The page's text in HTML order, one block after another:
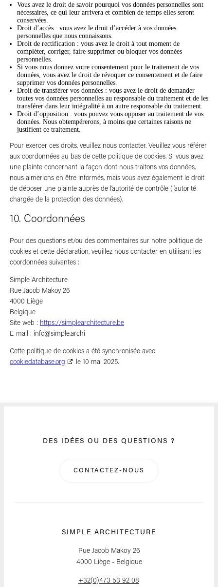
Vous avez le droit de savoir pourquoi vos données personnelles sont
nécessaires, ce qui leur arrivera et combien de temps elles seront
conservées.
Droit d’accès : vous avez le droit d’accéder à vos données
personnelles que nous connaissons.
Droit de rectification : vous avez le droit à tout moment de
compléter, corriger, faire supprimer ou bloquer vos données
personnelles.
Si vous nous donnez votre consentement pour le traitement de vos
données, vous avez le droit de révoquer ce consentement et de faire
supprimer vos données personnelles.
Droit de transférer vos données : vous avez le droit de demander
toutes vos données personnelles au responsable du traitement et de les
transférer dans leur intégralité à un autre responsable du traitement.
Droit d’opposition : vous pouvez vous opposer au traitement de vos
données. Nous obtempérerons, à moins que certaines raisons ne
justifient ce traitement.
Pour exercer ces droits, veuillez nous contacter. Veuillez vous référer
aux coordonnées au bas de cette politique de cookies. Si vous avez
une plainte concernant la façon dont nous traitons vos données,
nous aimerions en être informés, mais vous avez également le droit
de déposer une plainte auprès de l’autorité de contrôle (l’autorité
chargée de la protection des données).
10. Coordonnées
Pour des questions et/ou des commentaires sur notre politique de
cookies et cette déclaration, veuillez nous contacter en utilisant les
coordonnées suivantes :
Simple Architecture
Rue Jacob Makoy 26
4000 Liège
Belgique
Site web : https://simplearchitecture.be
E-mail : info@simple.archi
Cette politique de cookies a été synchronisée avec
cookiedatabase.org
le 10 mai 2025.
DES IDÉES OU DES QUESTIONS ?
CONTACTEZ-NOUS
SIMPLE ARCHITECTURE
Rue Jacob Makoy 26
4000 Liège - Belgique
+32(0)473 53 92 08